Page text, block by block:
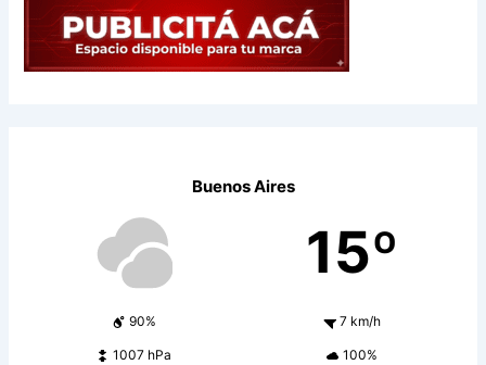
Buenos Aires
15º
90% 7 km/h
1007 hPa 100%